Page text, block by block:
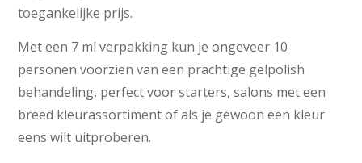
toegankelijke prijs.
Met een 7 ml verpakking kun je ongeveer 10
personen voorzien van een prachtige gelpolish
behandeling, perfect voor starters, salons met een
breed kleurassortiment of als je gewoon een kleur
eens wilt uitproberen.